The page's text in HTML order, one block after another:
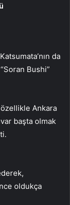
da
Bushi”
özellikle Ankara
başta olmak
oldukça